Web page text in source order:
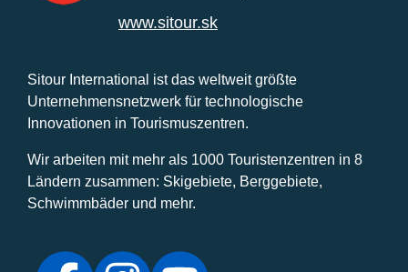
www.sitour.sk
Sitour International ist das weltweit größte
Unternehmensnetzwerk für technologische
Innovationen in Tourismuszentren.
Wir arbeiten mit mehr als 1000 Touristenzentren in 8
Ländern zusammen: Skigebiete, Berggebiete,
Schwimmbäder und mehr.